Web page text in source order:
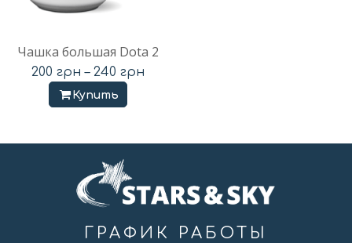
Чашка большая Dota 2
200 грн – 240 грн
Купить
ГРАФИК РАБОТЫ